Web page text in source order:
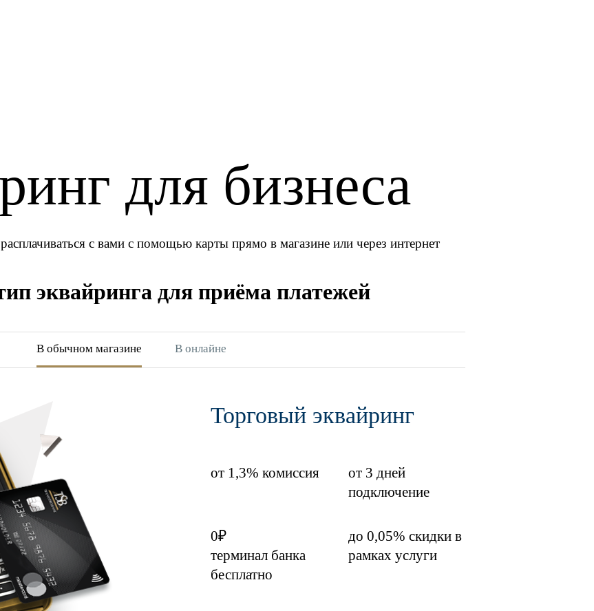
для бизнеса
с вами с помощью карты прямо в магазине или через интернет
эквайринга для приёма платежей
В обычном магазине В онлайне
Торговый эквайринг
от 1,3% комиссия
от 3 дней
подключение
0₽
терминал банка
бесплатно
до 0,05% скидки в
рамках услуги